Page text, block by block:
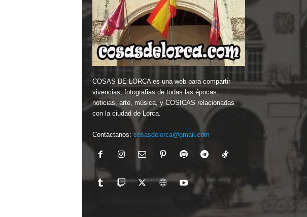
COSAS DE LORCA es una web para compartir
vivencias, fotografias de todas las épocas,
noticias, arte, música, y COSICAS relacionadas
con la ciudad de Lorca.
Contáctanos: cosasdelorca@gmail.com